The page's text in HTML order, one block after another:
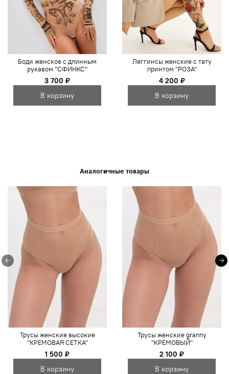
Боди женское с длинным
рукавом "СФИНКС"
3 700 ₽
В корзину
Леггинсы женские с тату
принтом "РОЗА"
4 200 ₽
В корзину
Аналогичные товары
Трусы женские высокие
"КРЕМОВАЯ СЕТКА"
1 500 ₽
В корзину
Трусы женские granny
"КРЕМОВЫЙ"
2 100 ₽
В корзину